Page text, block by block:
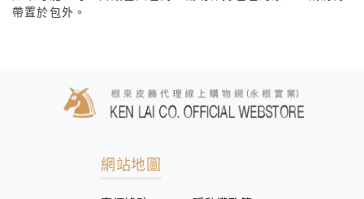
帶置於包外。
網站地圖